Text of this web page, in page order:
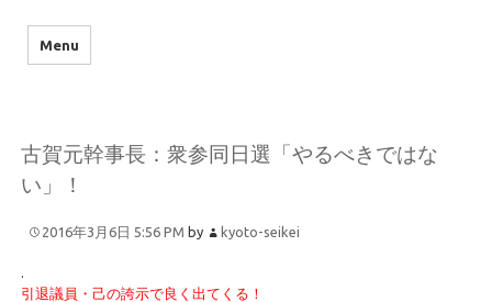
Menu
古賀元幹事長：衆参同日選「やるべきではな
い」！
2016年3月6日 5:56 PM by kyoto-seikei
.
引退議員・己の誇示で良く出てくる！